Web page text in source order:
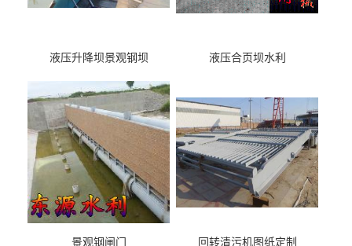
液压升降坝景观钢坝 液压合页坝水利
景观钢闸门 回转清污机图纸定制